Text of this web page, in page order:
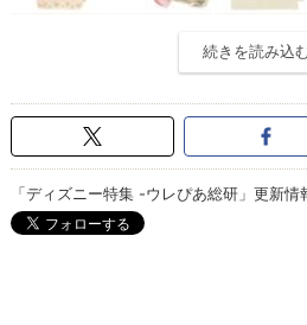
続きを読み込
「ディズニー特集 -ウレぴあ総研」更新情